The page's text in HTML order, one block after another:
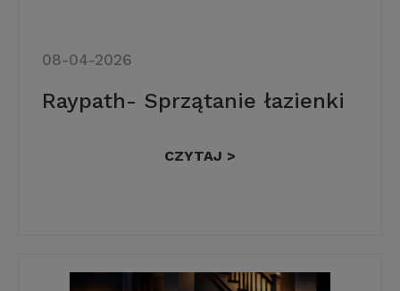
08-04-2026
Raypath- Sprzątanie łazienki
CZYTAJ >